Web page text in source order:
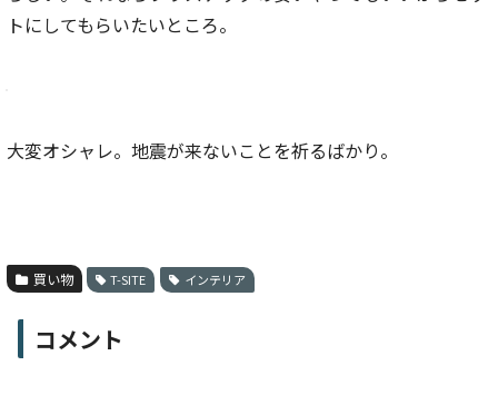
トにしてもらいたいところ。
大変オシャレ。地震が来ないことを祈るばかり。
買い物 T-SITE インテリア
コメント